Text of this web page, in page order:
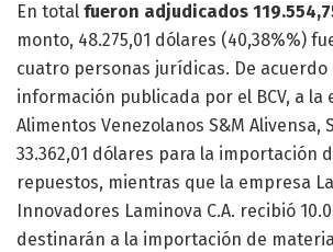
En total fueron adjudicados
monto, 48.275,01 dólares (40,38%%)
cuatro personas jurídicas. De acuerdo
información publicada por el BCV, a la
Alimentos Venezolanos S&M Alivensa,
33.362,01 dólares para la importación
repuestos, mientras que la empresa
Innovadores Laminova C.A. recibió
destinarán a la importación de